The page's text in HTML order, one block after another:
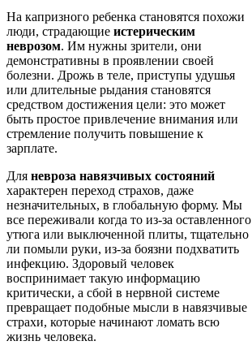
На капризного ребенка становятся похожи
люди, страдающие истерическим
неврозом. Им нужны зрители, они
демонстративны в проявлении своей
болезни. Дрожь в теле, приступы удушья
или длительные рыдания становятся
средством достижения цели: это может
быть простое привлечение внимания или
стремление получить повышение к
зарплате.
Для невроза навязчивых состояний
характерен переход страхов, даже
незначительных, в глобальную форму. Мы
все переживали когда то из-за оставленного
утюга или выключенной плиты, тщательно
ли помыли руки, из-за боязни подхватить
инфекцию. Здоровый человек
воспринимает такую информацию
критически, а сбой в нервной системе
превращает подобные мысли в навязчивые
страхи, которые начинают ломать всю
жизнь человека.